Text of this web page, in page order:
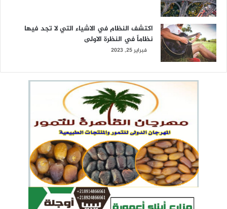
اكتشف النظام في الاشياء التي لا تجد فيها
نظاماً في النظرة الاولى
فبراير 25, 2023